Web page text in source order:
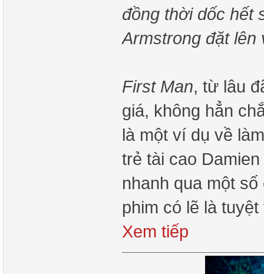
đồng thời dốc hết
Armstrong đặt lên
First Man, từ lâu
giá, không hẳn
là một ví dụ về
trẻ tài cao
nhanh qua một
phim có lẽ là
Xem tiếp